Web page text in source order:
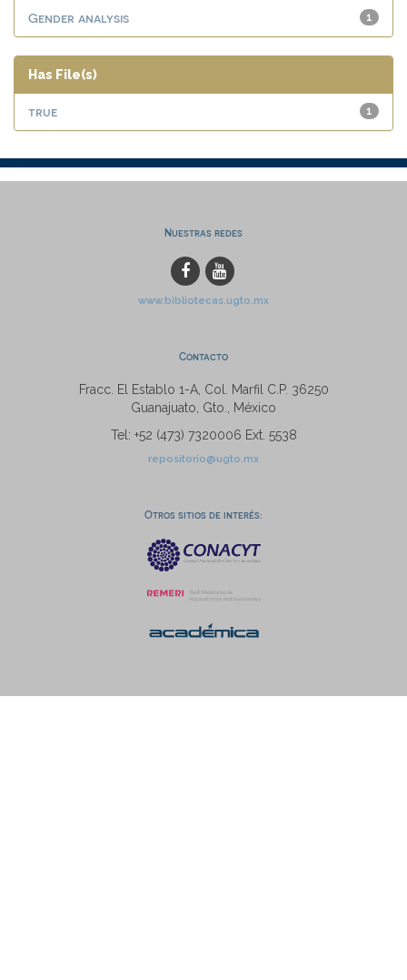
1
Gender analysis
Has File(s)
1
true
Nuestras redes
www.bibliotecas.ugto.mx
Contacto
Fracc. El Establo 1-A, Col. Marfil C.P. 36250
Guanajuato, Gto., México
Tel: +52 (473) 7320006 Ext. 5538
repositorio@ugto.mx
Otros sitios de interés: